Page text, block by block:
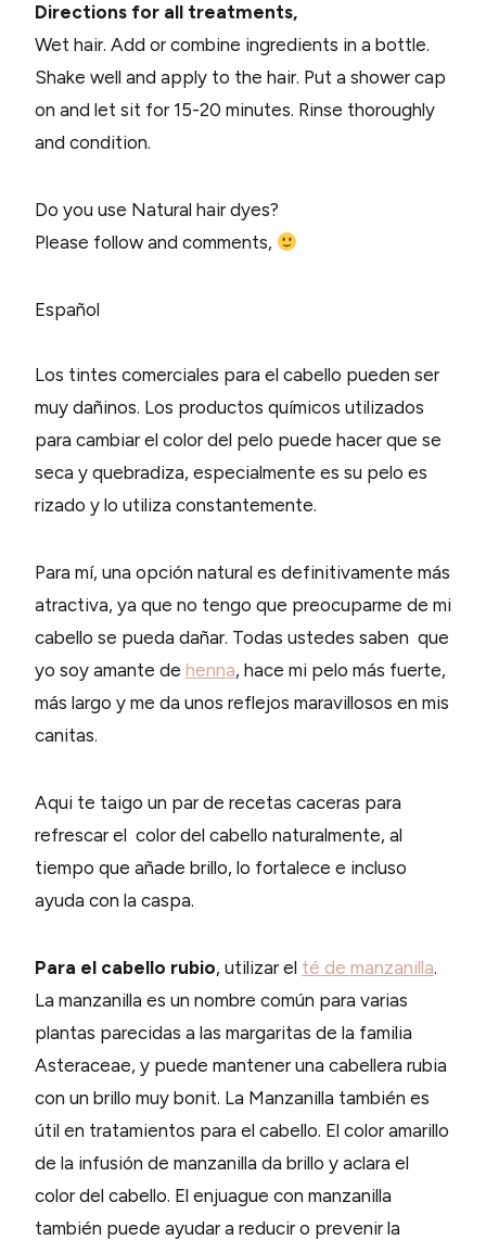
Directions for all treatments,
Wet hair. Add or combine ingredients in a bottle.
Shake well and apply to the hair. Put a shower cap
on and let sit for 15-20 minutes. Rinse thoroughly
and condition.
Do you use Natural hair dyes?
Please follow and comments,
Español
Los tintes comerciales para el cabello pueden ser
muy dañinos. Los productos químicos utilizados
para cambiar el color del pelo puede hacer que se
seca y quebradiza, especialmente es su pelo es
rizado y lo utiliza constantemente.
Para mí, una opción natural es definitivamente más
atractiva, ya que no tengo que preocuparme de mi
cabello se pueda dañar. Todas ustedes saben que
yo soy amante de henna, hace mi pelo más fuerte,
más largo y me da unos reflejos maravillosos en mis
canitas.
Aqui te taigo un par de recetas caceras para
refrescar el color del cabello naturalmente, al
tiempo que añade brillo, lo fortalece e incluso
ayuda con la caspa.
Para el cabello rubio, utilizar el té de manzanilla.
La manzanilla es un nombre común para varias
plantas parecidas a las margaritas de la familia
Asteraceae, y puede mantener una cabellera rubia
con un brillo muy bonit. La Manzanilla también es
útil en tratamientos para el cabello. El color amarillo
de la infusión de manzanilla da brillo y aclara el
color del cabello. El enjuague con manzanilla
también puede ayudar a reducir o prevenir la